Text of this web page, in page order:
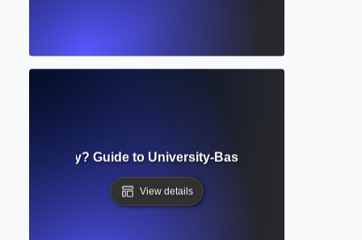
Repository? Guide to University-Based Research
View details